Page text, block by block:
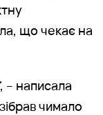
що чекає на
написала
чимало